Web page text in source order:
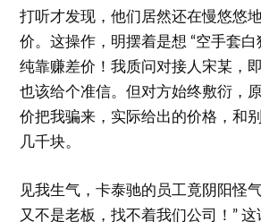
打听才发现，他们居然还在慢悠悠
价。这操作，明摆着是想 “空手套
纯靠赚差价！我质问对接人宋某，
也该给个准信。但对方始终敷衍，
价把我骗来，实际给出的价格，和
几千块。
见我生气，卡泰驰的员工竟阴阳怪
又不是老板，找不着我们公司！”